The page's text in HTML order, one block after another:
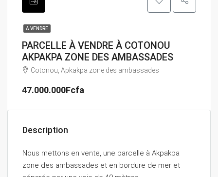
A VENDRE
PARCELLE À VENDRE À COTONOU
AKPAKPA ZONE DES AMBASSADES
Cotonou, Apkakpa zone des ambassades
47.000.000Fcfa
Description
Nous mettons en vente, une parcelle à Akpakpa
zone des ambassades et en bordure de mer et